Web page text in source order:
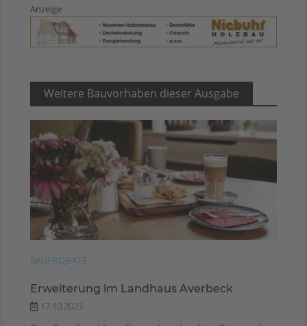
Anzeige
Weitere Bauvorhaben dieser Ausgabe
BAUPROJEKTE
Erweiterung im Landhaus Averbeck
17.10.2023